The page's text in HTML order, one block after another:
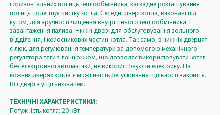
горизонтальних полиць теплообмінника, каскадне розташування
полиць полегшує чистку котла. Середні двері котла, виконані під
кутом, для зручності чищення внутрішнього теплообмінника, і
завантаження палива. Нижні двері для обслуговування зольного
відділення, і колосникових частин котла. Так само, в нижніх дверцят
є люк, для регулювання температури за допомогою механічного
регулятора тяги з ланцюжком, що дозволяє використовувати котел
без електронної автоматики, не використовуючи електрику. На
кожних дверях котла є можливість регулювання щільності закриття.
Всі двері з ущільнювачем.
ТЕХНІЧНІ ХАРАКТЕРИСТИКИ:
Потужність котла: 20 кВт